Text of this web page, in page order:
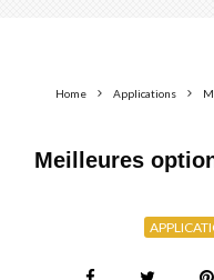
Home Applications
Meilleures